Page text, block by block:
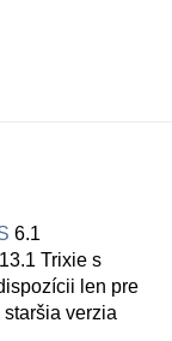
6.1
Trixie s
len pre
verzia